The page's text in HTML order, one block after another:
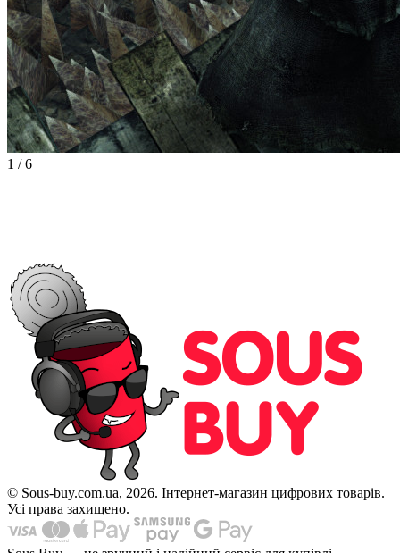
1 /6
© Sous-buy.com.ua, 2026. Інтернет-магазин цифрових товарів.
Усі права захищено.